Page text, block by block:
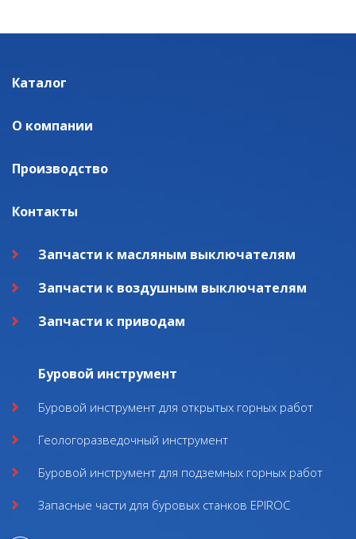
Каталог
О компании
Производство
Контакты
Запчасти к масляным выключателям
Запчасти к воздушным выключателям
Запчасти к приводам
Буровой инструмент
Буровой инструмент для открытых горных работ
Геологоразведочный инструмент
Буровой инструмент для подземных горных работ
Запасные части для буровых станков EPIROC